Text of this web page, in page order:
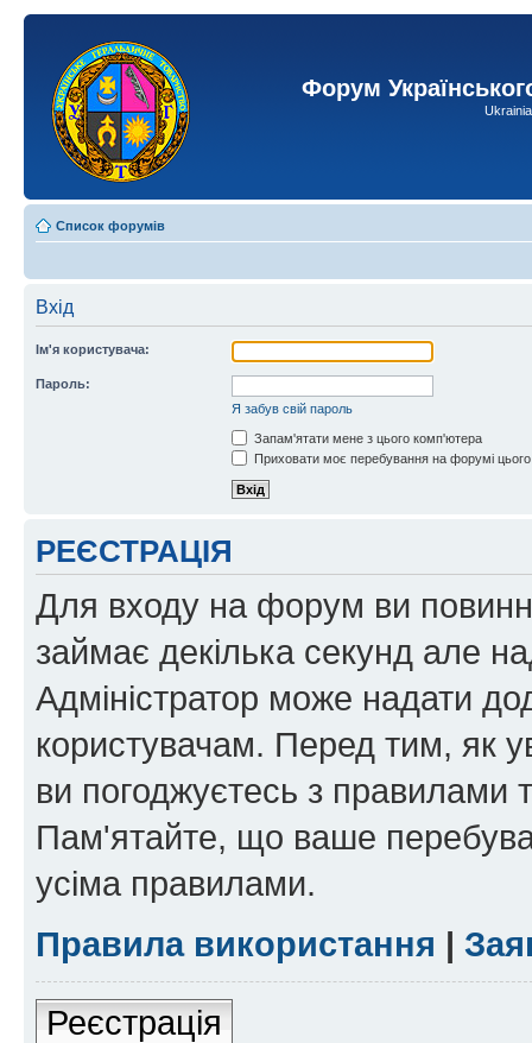
Форум
Список форумів
Вхід
Ім'я користувача:
Пароль:
Я забув свій пароль
Запам'ятати мене з цього комп'ютера
Приховати моє перебування на форумі
РЕЄСТРАЦІЯ
Для входу на форум ви
займає декілька секунд але
Адміністратор може надати
користувачам. Перед тим, як
ви погоджуєтесь з правилами
Пам'ятайте, що ваше
усіма правилами.
Правила використання |
Реєстрація